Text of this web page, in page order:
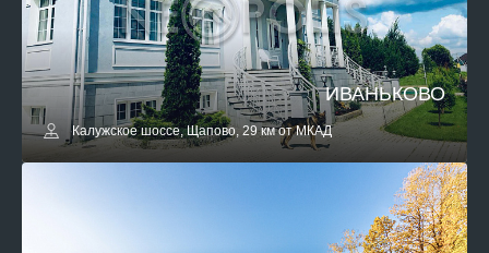
ИВАНЬКОВО
Калужское шоссе, Щапово, 29 км от МКАД